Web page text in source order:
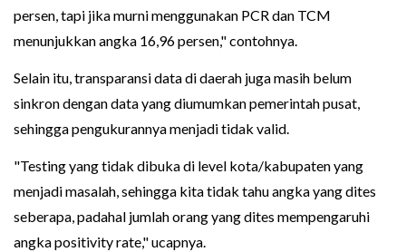
persen, tapi jika murni menggunakan PCR dan TCM
menunjukkan angka 16,96 persen," contohnya.
Selain itu, transparansi data di daerah juga masih belum
sinkron dengan data yang diumumkan pemerintah pusat,
sehingga pengukurannya menjadi tidak valid.
"Testing yang tidak dibuka di level kota/kabupaten yang
menjadi masalah, sehingga kita tidak tahu angka yang dites
seberapa, padahal jumlah orang yang dites mempengaruhi
angka positivity rate," ucapnya.